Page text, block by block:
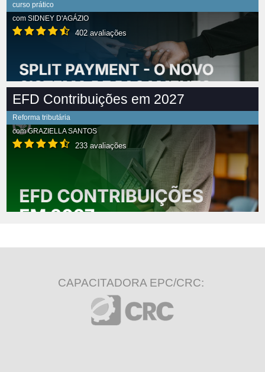
curso prático
com SIDNEY D'AGÁZIO
402 avaliações
EFD Contribuições em 2027
Reforma tributária
comGRAZIELLA SANTOS
233 avaliações
CAPACITADORA EPC/CRC: